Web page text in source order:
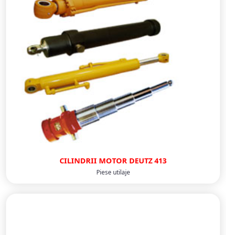
CILINDRII MOTOR DEUTZ 413
Piese utilaje